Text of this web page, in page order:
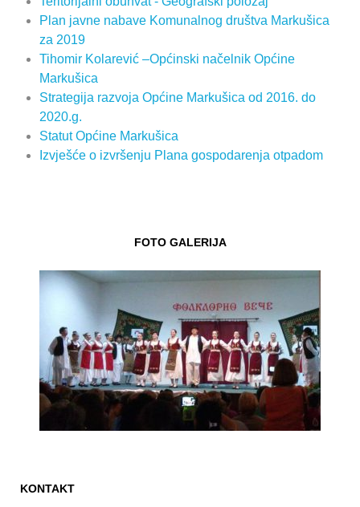
Plan javne nabave Komunalnog društva Markušica
za 2019
Tihomir Kolarević –Općinski načelnik Općine
Markušica
Strategija razvoja Općine Markušica od 2016. do
2020.g.
Statut Općine Markušica
Izvješće o izvršenju Plana gospodarenja otpadom
FOTO GALERIJA
KONTAKT